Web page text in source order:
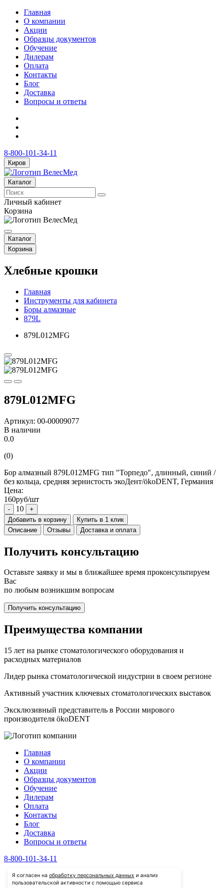
Главная
О компании
Акции
Образцы документов
Обучение
Дилерам
Оплата
Контакты
Блог
Доставка
Вопросы и ответы
8-800-101-34-11
Киров
Каталог
Личный кабинет
Корзина
Каталог
Корзина
Хлебные крошки
Главная
Инструменты для кабинета
Боры алмазные
879L
879L012MFG
879L012MFG
Артикул: 00-00009077
В наличии
0.0
(0)
Бор алмазный 879L012MFG тип "Торпедо", длинный, синий /
без кольца, средняя зернистость экоДент/ökoDENT, Германия
Цена:
160руб/шт
- 10
+
Добавить в корзину
Купить в 1 клик
Описание
Отзывы Доставка и оплата
Получить консультацию
Оставьте заявку и мы в ближайшее время проконсультируем
Вас
по любым возникшим вопросам
Получить консультацию
Преимущества компании
15 лет на рынке стоматологического оборудования и
расходных материалов
Лидер рынка стоматологической индустрии в своем регионе
Активный участник ключевых стоматологических выставок
Эксклюзивный представитель в России мирового
производителя ökoDENT
Главная
О компании
Акции
Образцы документов
Обучение
Дилерам
Оплата
Контакты
Блог
Доставка
Вопросы и ответы
8-800-101-34-11
Я согласен на обработку персональных данных и анализ
пользовательской активности с помощью сервиса